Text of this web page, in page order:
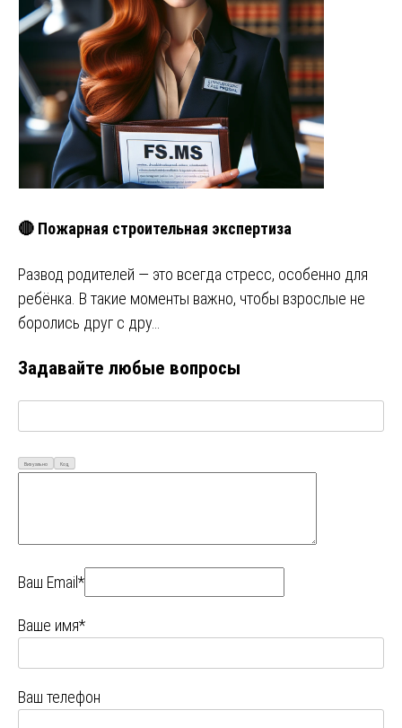
🔴 Пожарная строительная экспертиза
Развод родителей — это всегда стресс, особенно для
ребёнка. В такие моменты важно, чтобы взрослые не
боролись друг с дру…
Задавайте любые вопросы
Визуально Код
Ваш Email*
Ваше имя*
Ваш телефон